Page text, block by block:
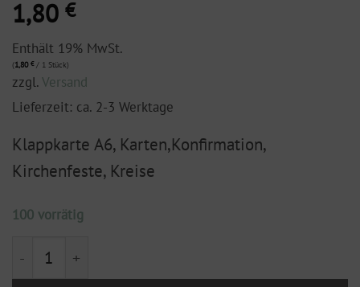
1,80 €
Enthält 19% MwSt.
(1,80 €/ 1 Stück)
zzgl.Versand
Lieferzeit: ca. 2-3 Werktage
Klappkarte A6, Karten,Konfirmation,
Kirchenfeste, Kreise
100 vorrätig
Klappkarte DIN A6 mit Hülle "Konfirmation" Kreise,